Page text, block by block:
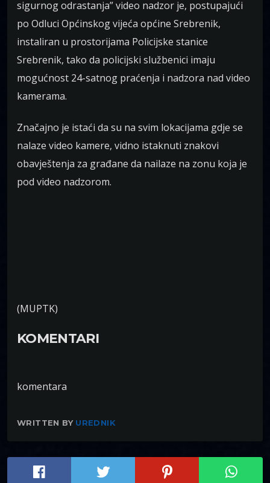
sigurnog odrastanja” video nadzor je, postupajući
po Odluci Općinskog vijeća općine Srebrenik,
instaliran u prostorijama Policijske stanice
Srebrenik, tako da policijski službenici imaju
mogućnost 24-satnog praćenja i nadzora nad video
kamerama.
Značajno je istaći da su na svim lokacijama gdje se
nalaze video kamere, vidno istaknuti znakovi
obavještenja za građane da nailaze na zonu koja je
pod video nadzorom.
(MUPTK)
KOMENTARI
komentara
WRITTEN BY UREDNIK